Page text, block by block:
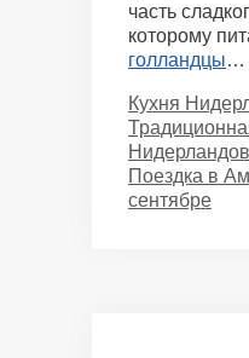
часть
которому
голландцы…
Categories
Кухня
Нидерландов
Поездка в
сентябре